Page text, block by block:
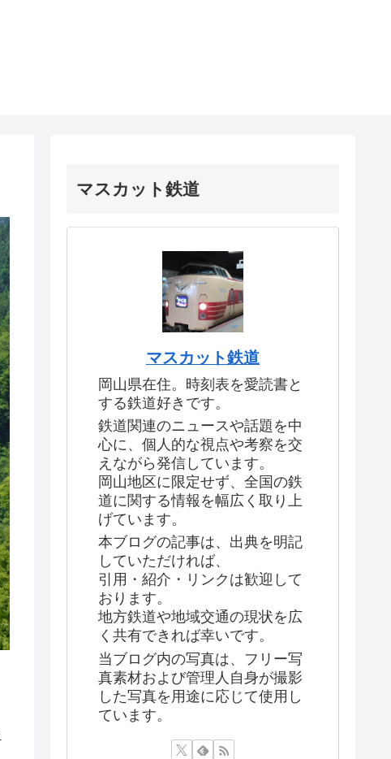
マスカット鉄道
マスカット鉄道
岡山県在住。時刻表を愛読書と
する鉄道好きです。
鉄道関連のニュースや話題を中
心に、個人的な視点や考察を交
えながら発信しています。
岡山地区に限定せず、全国の鉄
道に関する情報を幅広く取り上
げています。
本ブログの記事は、出典を明記
していただければ、
引用・紹介・リンクは歓迎して
おります。
地方鉄道や地域交通の現状を広
く共有できれば幸いです。
当ブログ内の写真は、フリー写
真素材および管理人自身が撮影
した写真を用途に応じて使用し
ています。